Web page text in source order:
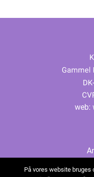
web:
På vores website